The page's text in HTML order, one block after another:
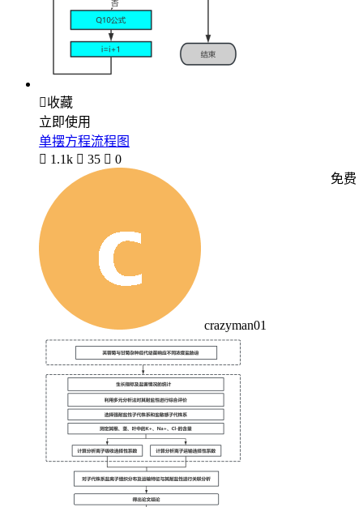
收藏
立即使用
单摆方程流程图
 1.1k  35  0
crazyman01
免费